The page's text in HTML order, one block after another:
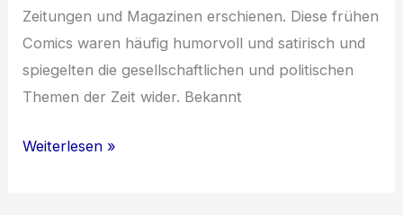
Zeitungen und Magazinen erschienen. Diese frühen
Comics waren häufig humorvoll und satirisch und
spiegelten die gesellschaftlichen und politischen
Themen der Zeit wider. Bekannt
Belgische
Weiterlesen »